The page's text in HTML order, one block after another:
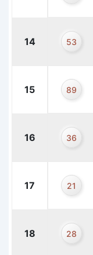
14 53
15 89
16 36
17 21
18 28